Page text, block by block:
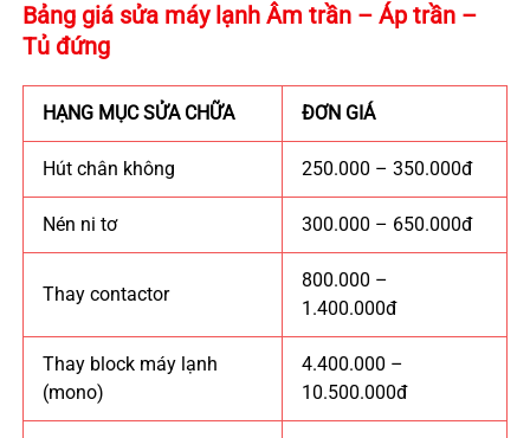
Bảng giá sửa máy lạnh Âm trần – Áp trần –
Tủ đứng
HẠNG MỤC SỬA CHỮA ĐƠN GIÁ
Hút chân không 250.000 – 350.000đ
Nén ni tơ 300.000 – 650.000đ
Thay contactor
800.000 –
1.400.000đ
Thay block máy lạnh
(mono)
4.400.000 –
10.500.000đ